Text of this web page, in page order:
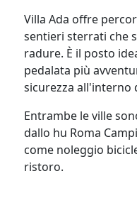
Villa Ada offre
sentieri sterrati che
radure. È il posto
pedalata più
sicurezza all'interno
Entrambe le ville
dallo hu Roma
come noleggio
ristoro.